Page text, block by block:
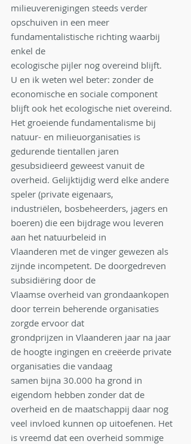
milieuverenigingen steeds verder
opschuiven in een meer
fundamentalistische richting waarbij
enkel de
ecologische pijler nog overeind blijft.
U en ik weten wel beter: zonder de
economische en sociale component
blijft ook het ecologische niet overeind.
Het groeiende fundamentalisme bij
natuur- en milieuorganisaties is
gedurende tientallen jaren
gesubsidieerd geweest vanuit de
overheid. Gelijktijdig werd elke andere
speler (private eigenaars,
industriëlen, bosbeheerders, jagers en
boeren) die een bijdrage wou leveren
aan het natuurbeleid in
Vlaanderen met de vinger gewezen als
zijnde incompetent. De doorgedreven
subsidiëring door de
Vlaamse overheid van grondaankopen
door terrein beherende organisaties
zorgde ervoor dat
grondprijzen in Vlaanderen jaar na jaar
de hoogte ingingen en creëerde private
organisaties die vandaag
samen bijna 30.000 ha grond in
eigendom hebben zonder dat de
overheid en de maatschappij daar nog
veel invloed kunnen op uitoefenen. Het
is vreemd dat een overheid sommige